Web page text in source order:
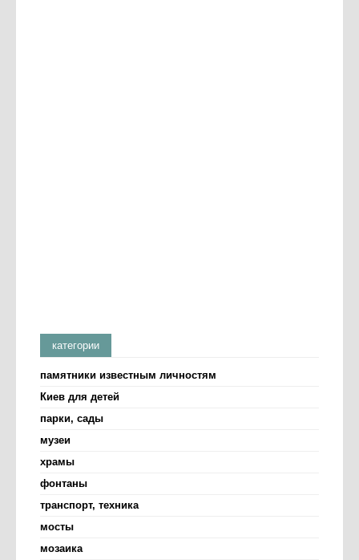
категории
памятники известным личностям
Киев для детей
парки, сады
музеи
храмы
фонтаны
транспорт, техника
мосты
мозаика